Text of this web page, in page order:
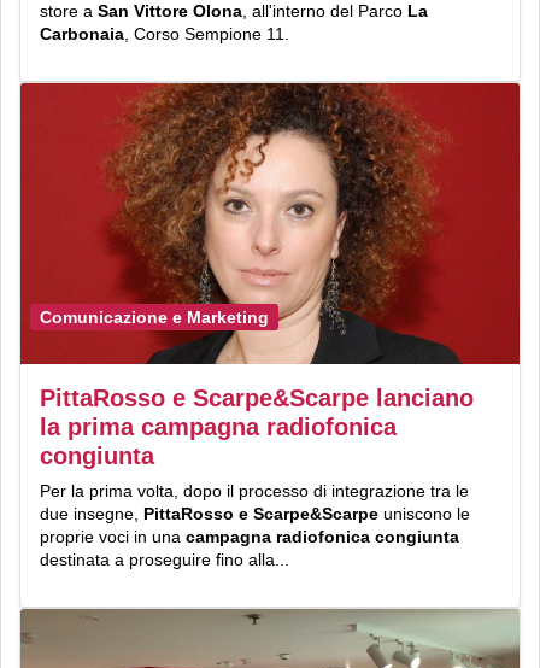
store a San Vittore Olona, all'interno del Parco La
Carbonaia, Corso Sempione 11.
Comunicazione e Marketing
PittaRosso e Scarpe&Scarpe lanciano
la prima campagna radiofonica
congiunta
Per la prima volta, dopo il processo di integrazione tra le
due insegne, PittaRosso e Scarpe&Scarpe uniscono le
proprie voci in una campagna radiofonica congiunta
destinata a proseguire fino alla...